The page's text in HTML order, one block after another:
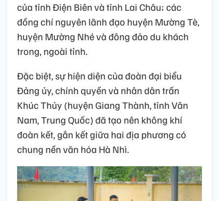
của tỉnh Điện Biên và tỉnh Lai Châu; các
đồng chí nguyên lãnh đạo huyện Mường Tè,
huyện Mường Nhé và đông đảo du khách
trong, ngoài tỉnh.
Đặc biệt, sự hiện diện của đoàn đại biểu
Đảng ủy, chính quyền và nhân dân trấn
Khúc Thủy (huyện Giang Thành, tỉnh Vân
Nam, Trung Quốc) đã tạo nên không khí
đoàn kết, gắn kết giữa hai địa phương có
chung nền văn hóa Hà Nhì.